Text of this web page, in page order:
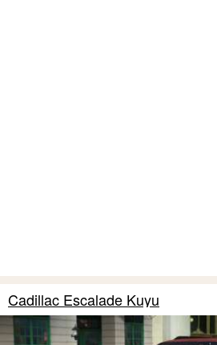
Cadillac Escalade Kuyu